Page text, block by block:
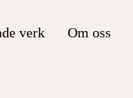
verk Om oss